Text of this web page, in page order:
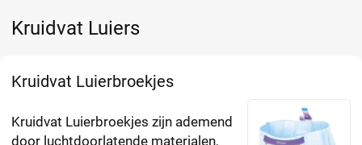
Kruidvat Luiers
Kruidvat Luierbroekjes
Kruidvat Luierbroekjes zijn ademend
door luchtdoorlatende materialen,